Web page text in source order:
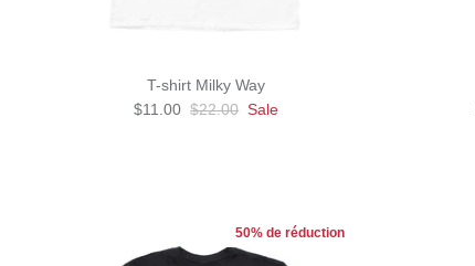
T-shirt Milky Way
$11.00 $22.00 Sale
50% de réduction